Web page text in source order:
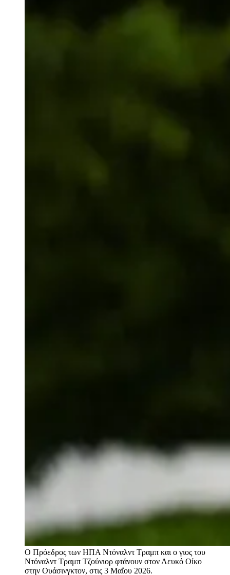
Ο Πρόεδρος των ΗΠΑ Ντόναλντ Τραμπ και ο γιος του
Ντόναλντ Τραμπ Τζούνιορ φτάνουν στον Λευκό Οίκο
στην Ουάσινγκτον, στις 3 Μαΐου 2026.